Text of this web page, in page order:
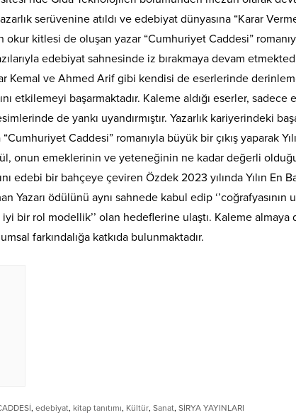
serüvenine atıldı ve edebiyat dünyasına “Karar
okur kitlesi de oluşan yazar “Cumhuriyet Caddesi”
edebiyat sahnesinde iz bırakmaya devam
Kemal ve Ahmed Arif gibi kendisi de eserlerinde
etkilemeyi başarmaktadır. Kaleme aldığı eserler, sadece
de yankı uyandırmıştır. Yazarlık kariyerindeki
Caddesi” romanıyla büyük bir çıkış yaparak
onun emeklerinin ve yeteneğinin ne kadar değerli
edebi bir bahçeye çeviren Özdek 2023 yılında Yılın En
Yazarı ödülünü aynı sahnede kabul edip
bir rol modellik’’ olan hedeflerine ulaştı. Kaleme
farkındalığa katkıda bulunmaktadır.
, edebiyat, kitap tanıtımı, Kültür, Sanat, SİRYA YAYINLARI